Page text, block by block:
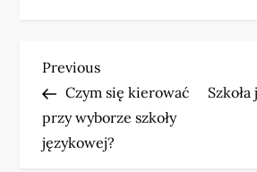
N
a
w
Previous
Post
Previous
Czym się kierować
przy wyborze szkoły
językowej?